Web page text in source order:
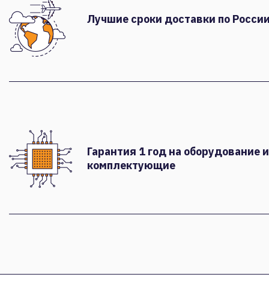
Лучшие сроки доставки по
Гарантия 1 год на оборудование и
комплектующие